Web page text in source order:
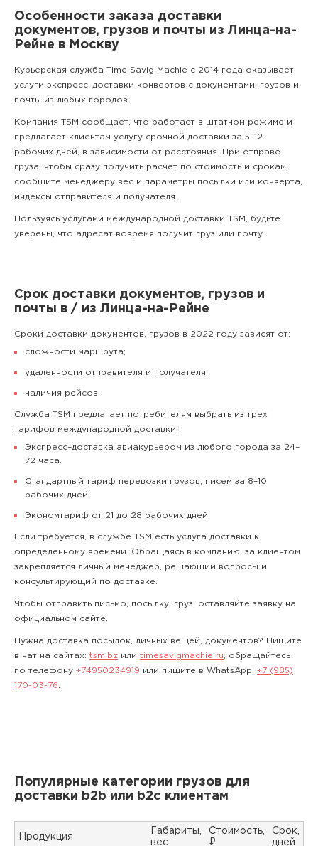
Особенности заказа доставки
документов, грузов и почты из Линца-на-
Рейне в Москву
Курьерская служба Time Savig Machie с 2014 года оказывает
услуги экспресс–доставки конвертов с документами, грузов и
почты из любых городов.
Компания TSM сообщает, что работает в штатном режиме и
предлагает клиентам услугу срочной доставки за 5–12
рабочих дней, в зависимости от расстояния. При отправе
груза, чтобы сразу получить расчет по стоимость и срокам,
сообщите менеджеру вес и параметры посылки или конверта,
индексы отправителя и получателя.
Пользуясь услугами международной доставки TSM, будьте
уверены, что адресат вовремя получит груз или почту.
Срок доставки документов, грузов и
почты в / из Линца-на-Рейне
Сроки доставки документов, грузов в 2022 году зависят от:
сложности маршрута;
удаленности отправителя и получателя;
наличия рейсов.
Служба TSM предлагает потребителям выбрать из трех
тарифов международной доставки:
Экспресс–доставка авиакурьером из любого города за 24–
72 часа.
Стандартный тариф перевозки грузов, писем за 8–10
рабочих дней.
Экономтариф от 21 до 28 рабочих дней.
Если требуется, в службе TSM есть услуга доставки к
определенному времени. Обращаясь в компанию, за клиентом
закрепляется личный менеджер, решающий вопросы и
консультирующий по доставке.
Чтобы отправить письмо, посылку, груз, оставляйте заявку на
официальном сайте.
Нужна доставка посылок, личных вещей, документов? Пишите
в чат на сайтах: tsm.bz или timesavigmachie.ru , обращайтесь
по телефону +74950234919 или пишите в WhatsApp: +7 (985)
170-03-76
Популярные категории грузов для
доставки b2b или b2c клиентам
Продукция
Габариты,
вес
Стоимость,
₽
Срок,
дней